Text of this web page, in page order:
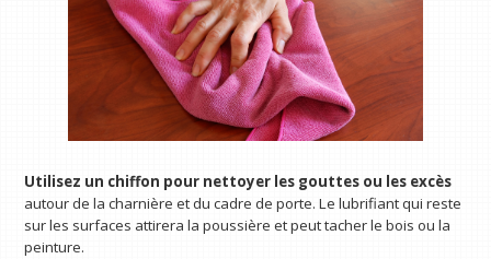
Utilisez un chiffon pour nettoyer les gouttes ou les excès
autour de la charnière et du cadre de porte. Le lubrifiant qui reste
sur les surfaces attirera la poussière et peut tacher le bois ou la
peinture.